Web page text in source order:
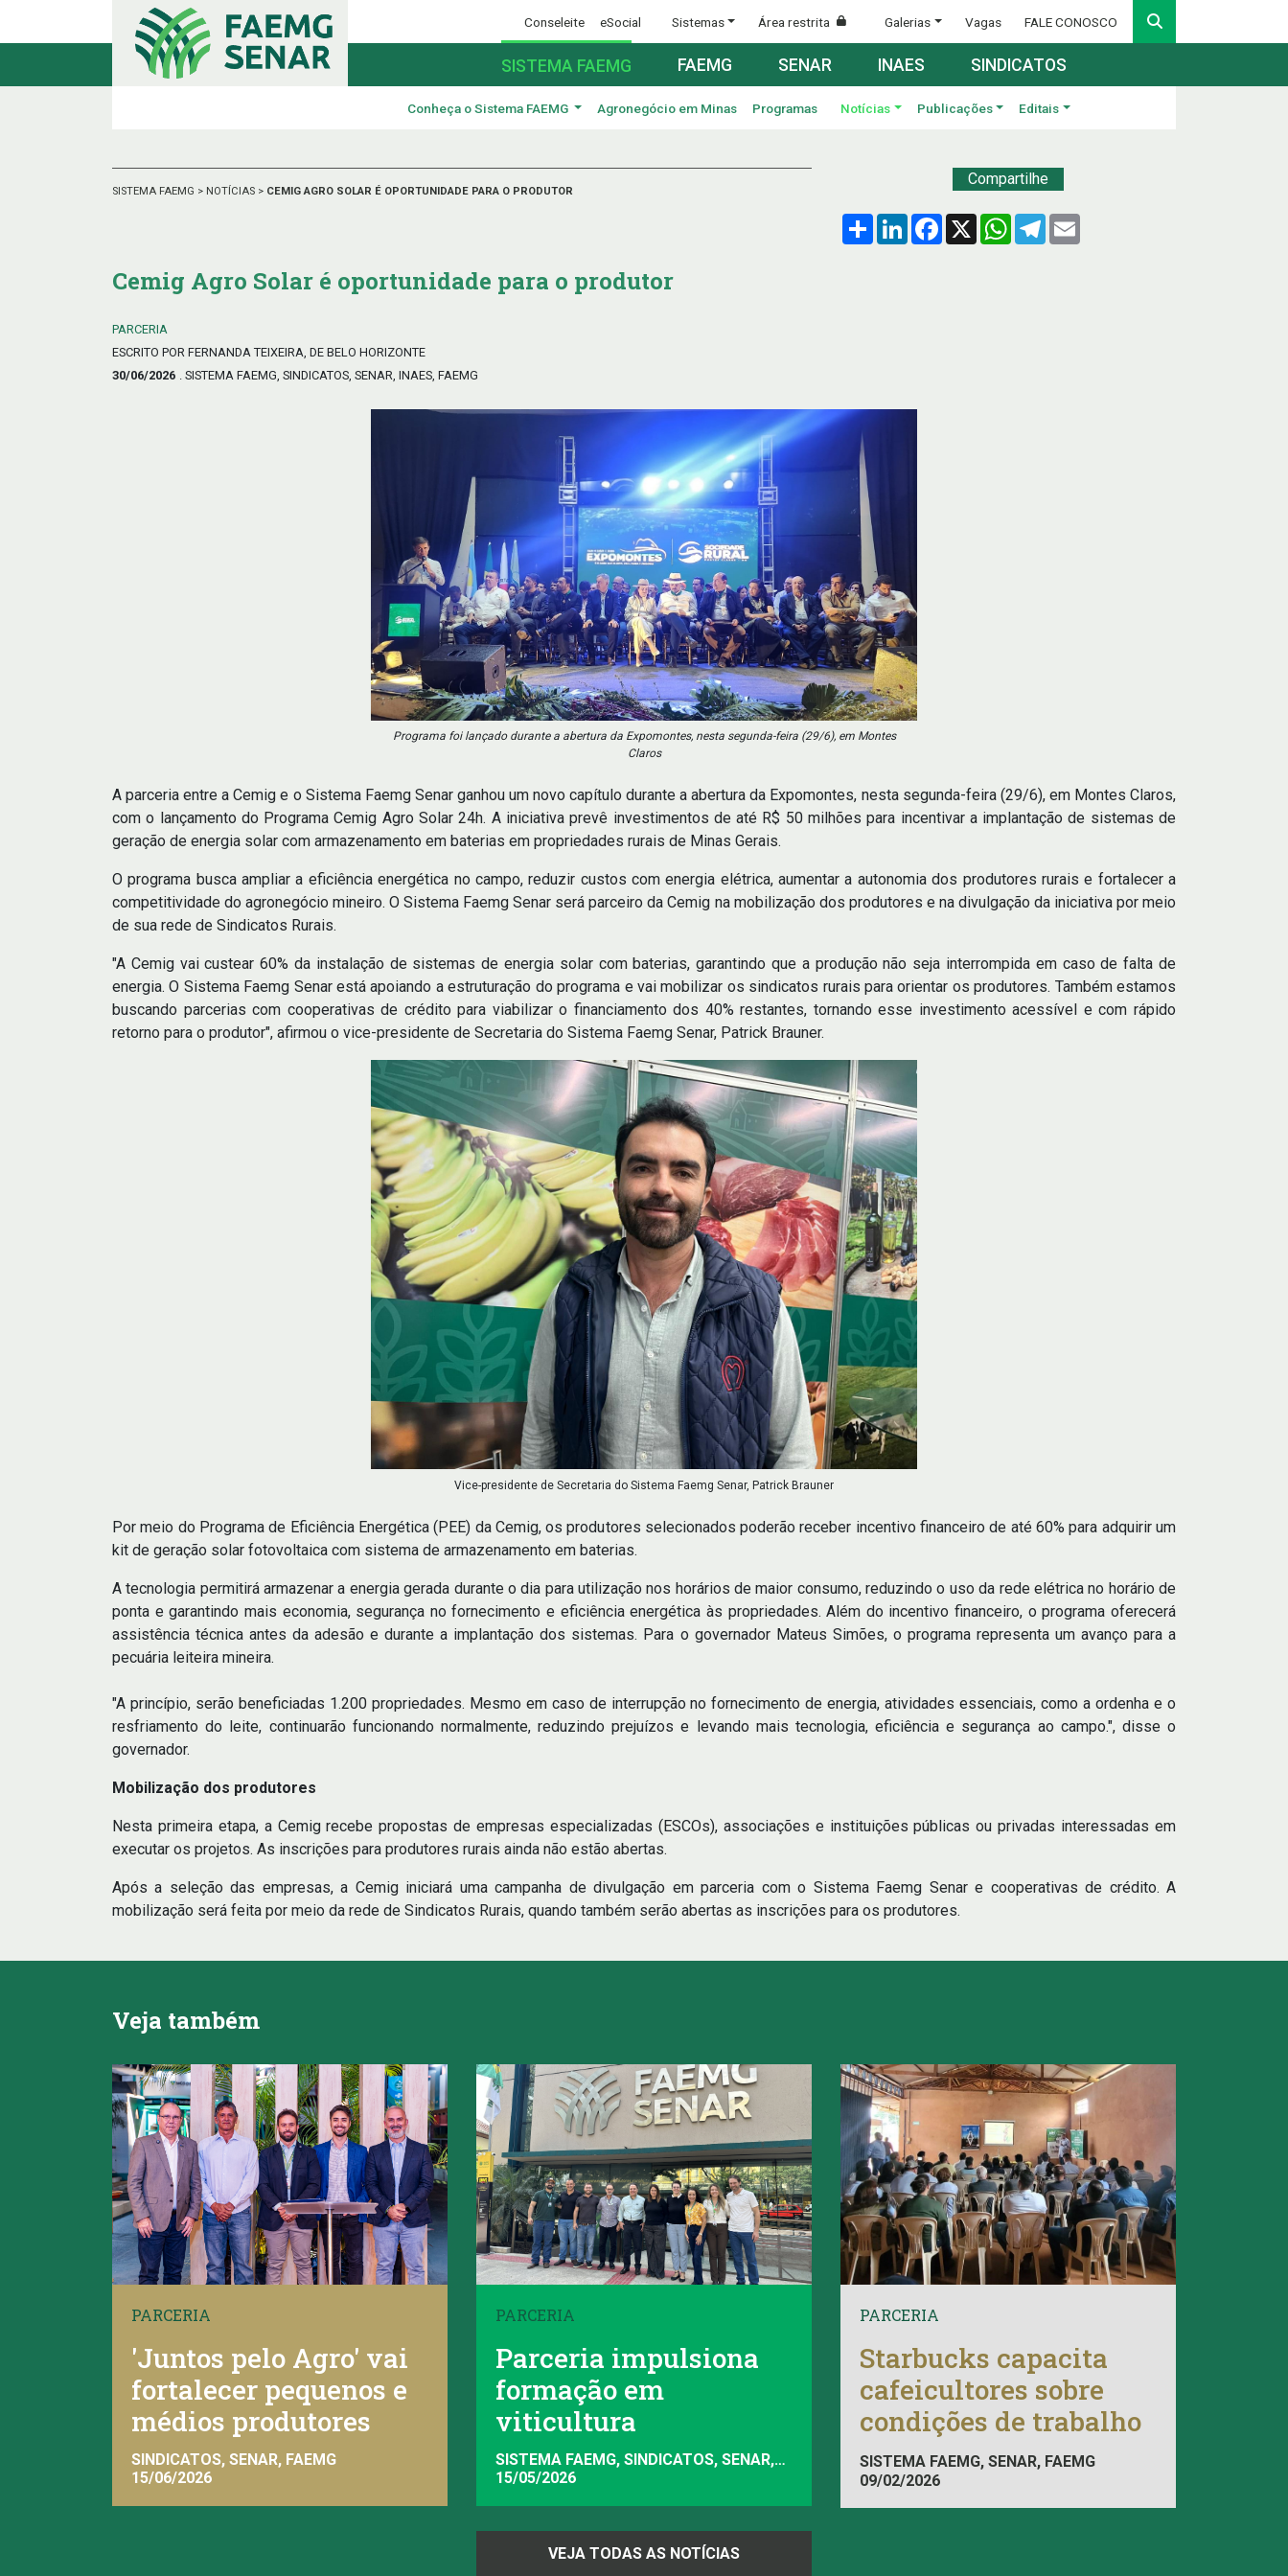
Conseleite eSocial Sistemas Área restrita Galerias Vagas FALE CONOSCO
SISTEMA FAEMG FAEMG SENAR INAES SINDICATOS
Conheça o Sistema FAEMG Agronegócio em Minas Programas Notícias Publicações Editais
SISTEMA FAEMG > NOTÍCIAS > CEMIG AGRO SOLAR É OPORTUNIDADE PARA O PRODUTOR
Compartilhe
Compartilhar
LinkedInFacebook
X WhatsApp
Telegram
Cemig Agro Solar é oportunidade para o produtor
PARCERIA
ESCRITO POR FERNANDA TEIXEIRA, DE BELO HORIZONTE
30/06/2026 . SISTEMA FAEMG, SINDICATOS, SENAR, INAES, FAEMG
Programa foi lançado durante a abertura da Expomontes, nesta segunda-feira (29/6), em Montes
Claros
A parceria entre a Cemig e o Sistema Faemg Senar ganhou um novo capítulo durante a abertura da Expomontes, nesta segunda-feira (29/6), em Montes Claros,
com o lançamento do Programa Cemig Agro Solar 24h. A iniciativa prevê investimentos de até R$ 50 milhões para incentivar a implantação de sistemas de
geração de energia solar com armazenamento em baterias em propriedades rurais de Minas Gerais.
O programa busca ampliar a eficiência energética no campo, reduzir custos com energia elétrica, aumentar a autonomia dos produtores rurais e fortalecer a
competitividade do agronegócio mineiro. O Sistema Faemg Senar será parceiro da Cemig na mobilização dos produtores e na divulgação da iniciativa por meio
de sua rede de Sindicatos Rurais.
"A Cemig vai custear 60% da instalação de sistemas de energia solar com baterias, garantindo que a produção não seja interrompida em caso de falta de
energia. O Sistema Faemg Senar está apoiando a estruturação do programa e vai mobilizar os sindicatos rurais para orientar os produtores. Também estamos
buscando parcerias com cooperativas de crédito para viabilizar o financiamento dos 40% restantes, tornando esse investimento acessível e com rápido
retorno para o produtor", afirmou o vice-presidente de Secretaria do Sistema Faemg Senar, Patrick Brauner.
Vice-presidente de Secretaria do Sistema Faemg Senar, Patrick Brauner
Por meio do Programa de Eficiência Energética (PEE) da Cemig, os produtores selecionados poderão receber incentivo financeiro de até 60% para adquirir um
kit de geração solar fotovoltaica com sistema de armazenamento em baterias.
A tecnologia permitirá armazenar a energia gerada durante o dia para utilização nos horários de maior consumo, reduzindo o uso da rede elétrica no horário de
ponta e garantindo mais economia, segurança no fornecimento e eficiência energética às propriedades. Além do incentivo financeiro, o programa oferecerá
assistência técnica antes da adesão e durante a implantação dos sistemas. Para o governador Mateus Simões, o programa representa um avanço para a
pecuária leiteira mineira.
"A princípio, serão beneficiadas 1.200 propriedades. Mesmo em caso de interrupção no fornecimento de energia, atividades essenciais, como a ordenha e o
resfriamento do leite, continuarão funcionando normalmente, reduzindo prejuízos e levando mais tecnologia, eficiência e segurança ao campo.", disse o
governador.
Mobilização dos produtores
Nesta primeira etapa, a Cemig recebe propostas de empresas especializadas (ESCOs), associações e instituições públicas ou privadas interessadas em
executar os projetos. As inscrições para produtores rurais ainda não estão abertas.
Após a seleção das empresas, a Cemig iniciará uma campanha de divulgação em parceria com o Sistema Faemg Senar e cooperativas de crédito. A
mobilização será feita por meio da rede de Sindicatos Rurais, quando também serão abertas as inscrições para os produtores.
Veja também
PARCERIA
'Juntos pelo Agro' vai
fortalecer pequenos e
médios produtores
SINDICATOS, SENAR, FAEMG
15/06/2026
PARCERIA
Parceria impulsiona
formação em
viticultura
SISTEMA FAEMG, SINDICATOS, SENAR,
INAES, FAEMG
15/05/2026
PARCERIA
Starbucks capacita
cafeicultores sobre
condições de trabalho
SISTEMA FAEMG, SENAR, FAEMG
09/02/2026
VEJA TODAS AS NOTÍCIAS